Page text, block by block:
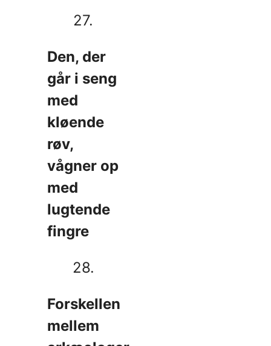
27.
Den, der
går i seng
med
kløende
røv,
vågner op
med
lugtende
fingre
28.
Forskellen
mellem